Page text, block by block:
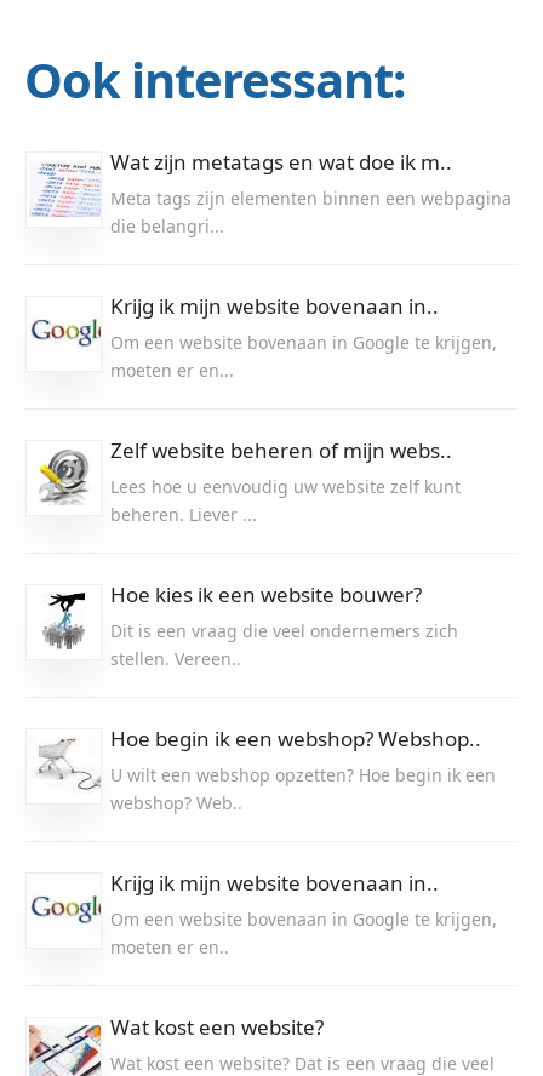
Ook interessant:
Wat zijn metatags en wat doe ik m..
Meta tags zijn elementen binnen een webpagina
die belangri...
Krijg ik mijn website bovenaan in..
Om een website bovenaan in Google te krijgen,
moeten er en...
Zelf website beheren of mijn webs..
Lees hoe u eenvoudig uw website zelf kunt
beheren. Liever ...
Hoe kies ik een website bouwer?
Dit is een vraag die veel ondernemers zich
stellen. Vereen..
Hoe begin ik een webshop? Webshop..
U wilt een webshop opzetten? Hoe begin ik een
webshop? Web..
Krijg ik mijn website bovenaan in..
Om een website bovenaan in Google te krijgen,
moeten er en..
Wat kost een website?
Wat kost een website? Dat is een vraag die veel